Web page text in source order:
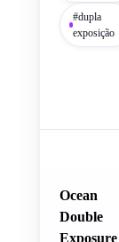
#dupla
exposição
Ocean
Double
Exposure